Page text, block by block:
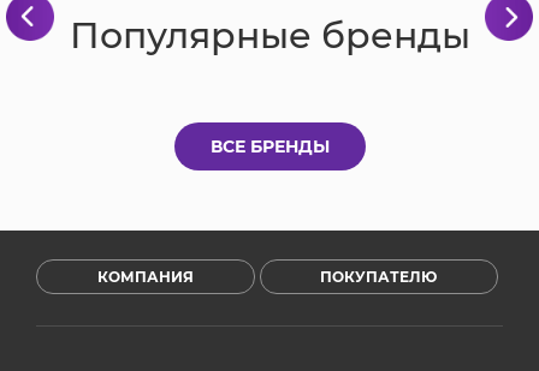
Популярные бренды
ВСЕ БРЕНДЫ
КОМПАНИЯ ПОКУПАТЕЛЮ